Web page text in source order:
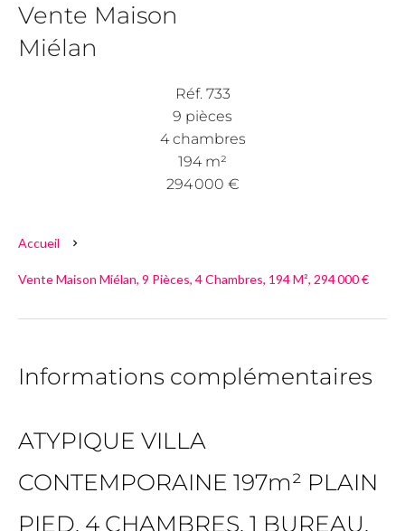
Vente Maison
Miélan
Réf. 733
9 pièces
4 chambres
194 m²
294 000 €
Accueil
Vente Maison Miélan, 9 Pièces, 4 Chambres, 194 M², 294 000 €
Informations complémentaires
ATYPIQUE VILLA
CONTEMPORAINE 197m² PLAIN
PIED, 4 CHAMBRES, 1 BUREAU,